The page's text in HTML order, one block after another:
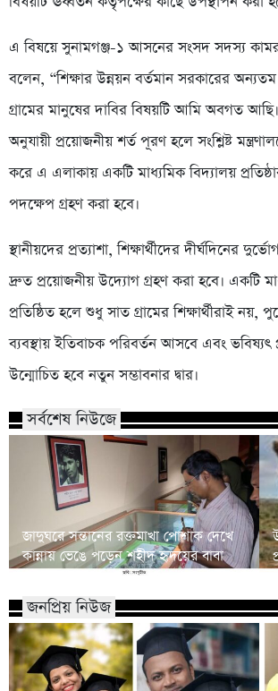
এ বিষয়ে সুনামগঞ্জ-১ আসনের সংসদ সদস্য
বলেন, “শিক্ষার উন্নয়ন বর্তমান সরকারের অন্যতম
গ্রামের মানুষের দাবির বিষয়টি আমি অবগত
অনুযায়ী প্রয়োজনীয় শর্ত পূরণ হলে সংশ্লিষ্ট
করে এ এলাকায় একটি মাধ্যমিক বিদ্যালয়
পদক্ষেপ গ্রহণ করা হবে।
স্থানীয়দের প্রত্যাশা, শিক্ষার্থীদের দীর্ঘদিনের
দ্রুত প্রয়োজনীয় উদ্যোগ গ্রহণ করা হবে। একটি
প্রতিষ্ঠিত হলে শুধু সাত গ্রামের শিক্ষার্থীরাই নয়,
ব্যবস্থায় ইতিবাচক পরিবর্তন আসবে এবং ভবিষ্যৎ
উন্মোচিত হবে নতুন সম্ভাবনার দ্বার।
সর্বশেষ নিউজে
জাদুঘরে সন্তানের রক্তমাখা পোশাক দেখে
কান্নায় ভেঙে পড়েন শহীদ হৃদয়ের বাবা
জনপ্রিয় নিউজ